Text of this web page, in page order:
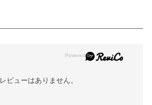
レビューはありません。